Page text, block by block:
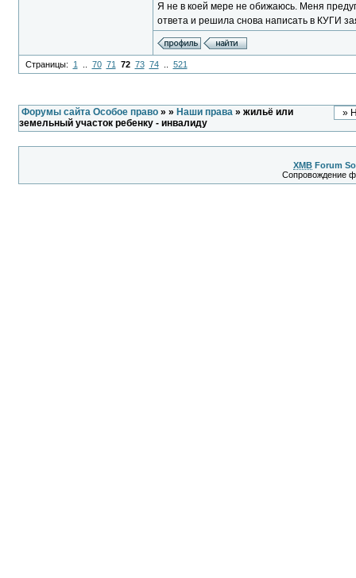
Я не в коей мере не обижаюсь. Меня
ответа и решила снова написать в КУГИ
Страницы: 1 70 71 72 73 74.. 521
Форумы сайта Особое право» » Наши права» жильё или
земельный участок ребенку - инвалиду
XMB Forum
Сопровождение